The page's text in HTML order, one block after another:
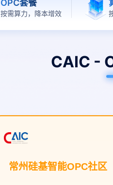
OPC套餐
按需算力，降本增效
CAIC -
常州硅基智能OPC社区